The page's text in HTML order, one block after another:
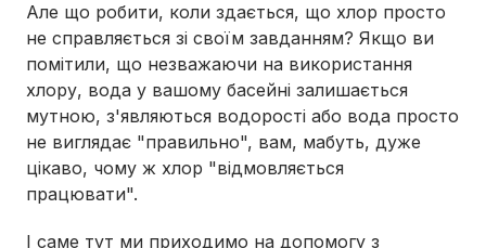
Але що робити, коли здається, що хлор просто
не справляється зі своїм завданням? Якщо ви
помітили, що незважаючи на використання
хлору, вода у вашому басейні залишається
мутною, з'являються водорості або вода просто
не виглядає "правильно", вам, мабуть, дуже
цікаво, чому ж хлор "відмовляється
працювати".
І саме тут ми приходимо на допомогу з